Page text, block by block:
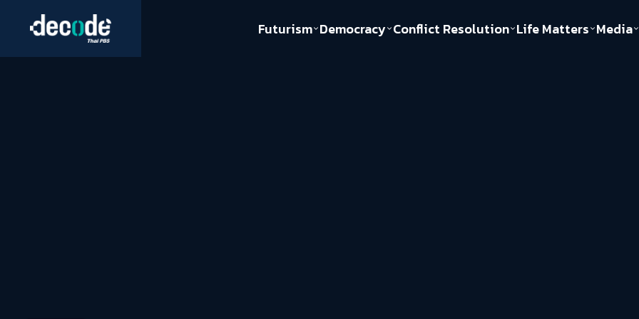
Futurism Democracy Conflict Resolution Life Matters Media